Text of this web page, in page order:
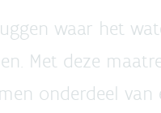
waar het
Met deze
onderdeel